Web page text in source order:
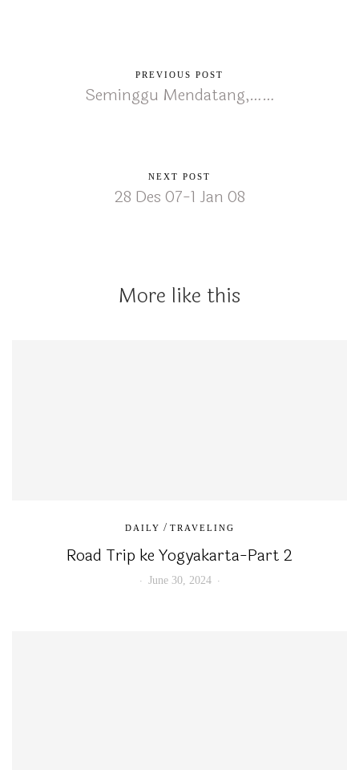
PREVIOUS POST
Seminggu Mendatang,……
NEXT POST
28 Des 07-1 Jan 08
More like this
DAILY / TRAVELING
Road Trip ke Yogyakarta-Part 2
June 30, 2024